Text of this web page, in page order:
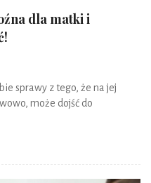
dla matki i
sprawy z tego, że na jej
może dojść do